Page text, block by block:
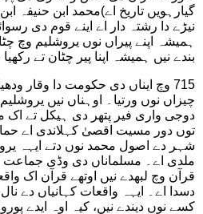
نیڑے دا رشتہ دار اے اینے قوم دی
ہمیشہ اپنے پیراں نوں یروشلیم وچ
بندے نیں ہمیشہ اپنا پیر چٹان تے رکھیا
715 وچ ایناں دی حکومت دا وقار
چیزاں نوں ورتیا۔ اوہناں نیں
دوجی واری فیر پتھر دی ہیکل تے اک
توں دور مسیت اقصیٰ کہلاندی اے
شہر دے اصول محمد نوں دتے ایہہ
ملدی اے۔ مسلماناں دی وڈی
قرآن وچ لبھدے نیں اوتھے قرآن اک
دسدا اے۔ ایہہ واقعات کہانیاں دے نال
کسے نوں دیندے نیں، کیہ اوہ ایدے